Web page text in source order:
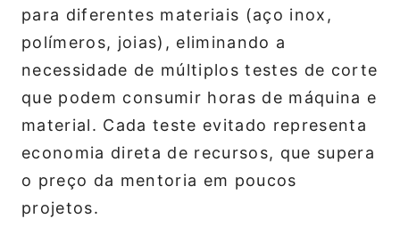
para diferentes materiais (aço inox,
polímeros, joias), eliminando a
necessidade de múltiplos testes de corte
que podem consumir horas de máquina e
material. Cada teste evitado representa
economia direta de recursos, que supera
o preço da mentoria em poucos
projetos.